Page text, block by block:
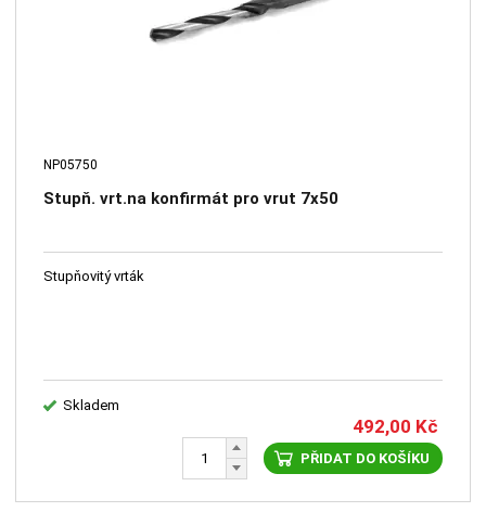
NP05750
Stupň. vrt.na konfirmát pro vrut 7x50
Stupňovitý vrták
Skladem
492,00 Kč
PŘIDAT DO KOŠÍKU